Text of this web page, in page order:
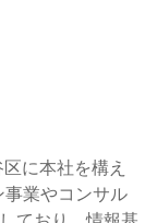
に本社を構え
業やコンサル